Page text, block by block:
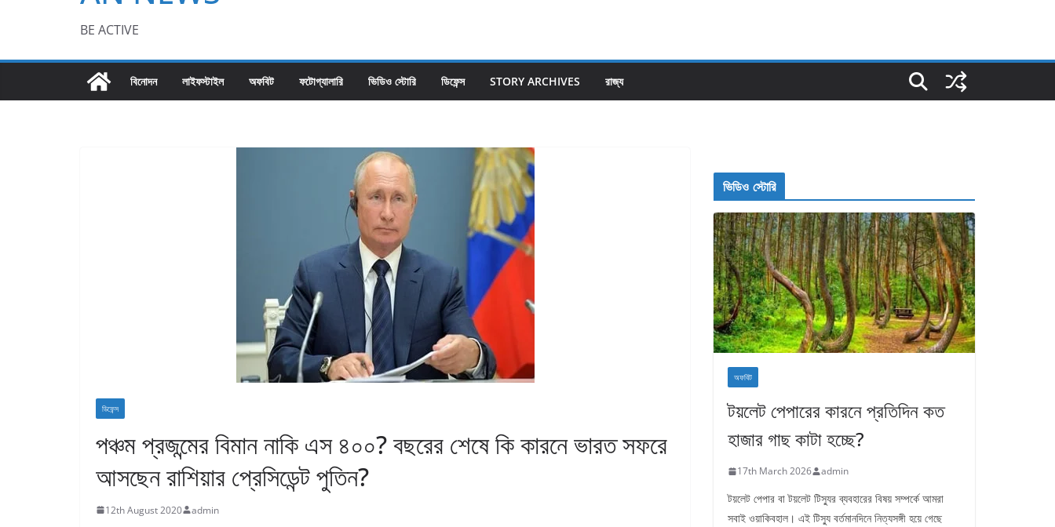
BE ACTIVE
বিনোদন লাইফস্টাইল অফবিট ফটোগ্যালারি ভিডিও স্টোরি ডিফেন্স STORY ARCHIVES রাজ্য
ডিফেন্স
পঞ্চম প্রজন্মের বিমান নাকি এস ৪০০? বছরের শেষে কি কারনে ভারত সফরে
আসছেন রাশিয়ার প্রেসিডেন্ট পুতিন?
12th August 2020 admin
ভিডিও স্টোরি
অফবিট
টয়লেট পেপারের কারনে প্রতিদিন কত
হাজার গাছ কাটা হচ্ছে?
17th March 2026 admin
টয়লেট পেপার বা টয়লেট টিস্যুর ব্যবহারের বিষয় সম্পর্কে আমরা
সবাই ওয়াকিবহাল। এই টিস্যু বর্তমানদিনে নিত্যসঙ্গী হয়ে গেছে